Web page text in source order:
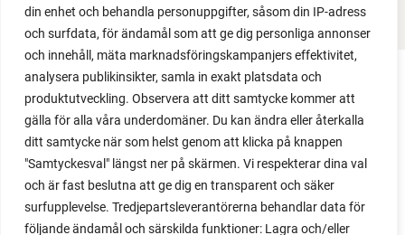
din enhet och behandla personuppgifter, såsom din IP-adress
och surfdata, för ändamål som att ge dig personliga annonser
och innehåll, mäta marknadsföringskampanjers effektivitet,
analysera publikinsikter, samla in exakt platsdata och
produktutveckling. Observera att ditt samtycke kommer att
gälla för alla våra underdomäner. Du kan ändra eller återkalla
ditt samtycke när som helst genom att klicka på knappen
"Samtyckesval" längst ner på skärmen. Vi respekterar dina val
och är fast beslutna att ge dig en transparent och säker
surfupplevelse. Tredjepartsleverantörerna behandlar data för
följande ändamål och särskilda funktioner: Lagra och/eller